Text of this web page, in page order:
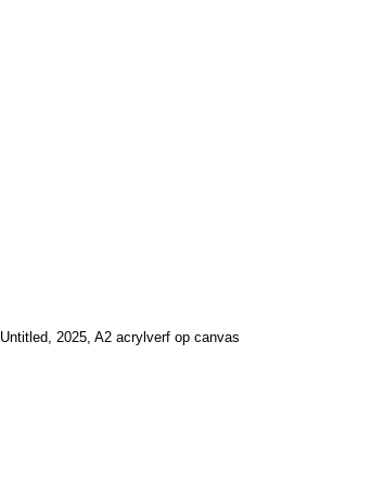
Untitled, 2025, A2 acrylverf op canvas